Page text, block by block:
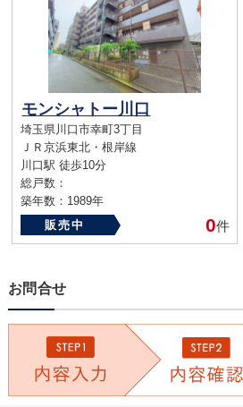
モンシャトー川口
埼玉県川口市幸町3丁目
ＪＲ京浜東北・根岸線
川口駅 徒歩10分
総戸数：
築年数：1989年
販売中
0件
お問合せ